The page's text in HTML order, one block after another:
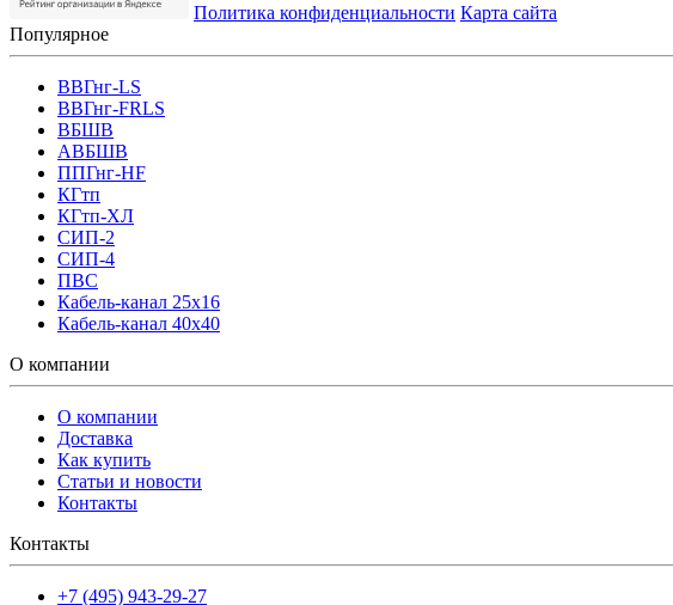
Политика конфиденциальности Карта сайта
Популярное
ВВГнг-LS
ВВГнг-FRLS
ВБШВ
АВБШВ
ППГнг-HF
КГтп
КГтп-ХЛ
СИП-2
СИП-4
ПВС
Кабель-канал 25х16
Кабель-канал 40х40
О компании
О компании
Доставка
Как купить
Статьи и новости
Контакты
Контакты
+7 (495) 943-29-27